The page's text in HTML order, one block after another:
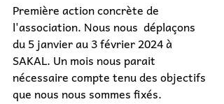
Première action concrète de
l'association. Nous nous  déplaçons
du 5 janvier au 3 février 2024 à
SAKAL. Un mois nous parait
nécessaire compte tenu des objectifs
que nous nous sommes fixés.